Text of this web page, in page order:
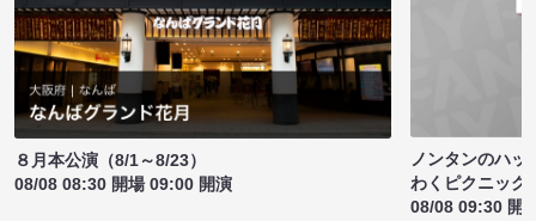
８月本公演（8/1～8/23）
08/08 08:30 開場 09:00 開演
ノンタンのハッ
わくピクニック
08/08 09:30 開